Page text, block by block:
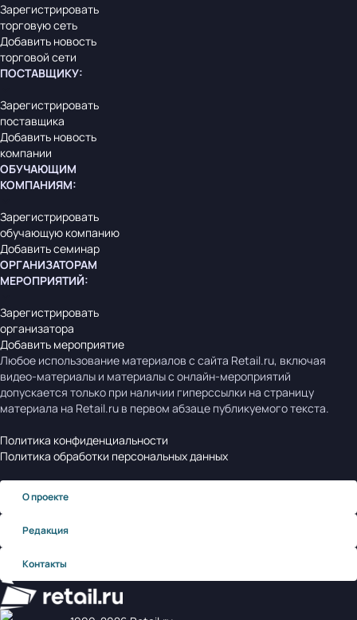
Зарегистрировать
торговую сеть
Добавить новость
торговой сети
ПОСТАВЩИКУ:
Зарегистрировать
поставщика
Добавить новость
компании
ОБУЧАЮЩИМ
КОМПАНИЯМ:
Зарегистрировать
обучающую компанию
Добавить семинар
ОРГАНИЗАТОРАМ
МЕРОПРИЯТИЙ:
Зарегистрировать
организатора
Добавить мероприятие
Любое использование материалов с сайта Retail.ru, включая
видео-материалы и материалы с онлайн-мероприятий
допускается только при наличии гиперссылки на страницу
материала на Retail.ru в первом абзаце публикуемого текста.
Политика конфиденциальности
Политика обработки персональных данных
О проекте
Редакция
Контакты